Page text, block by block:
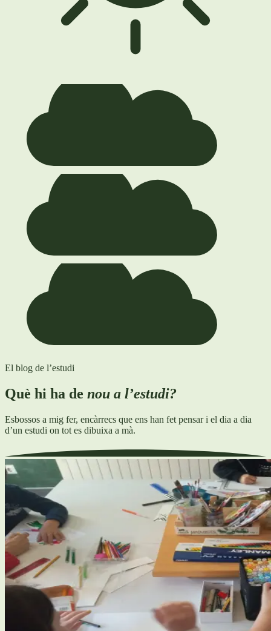
El blog de l’estudi
Què hi ha de nou a l’estudi?
Esbossos a mig fer, encàrrecs que ens han fet pensar i el dia a dia
d’un estudi on tot es dibuixa a mà.